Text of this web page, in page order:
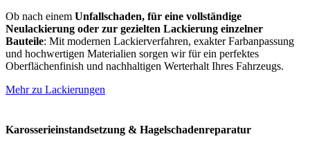
Ob nach einem Unfallschaden, für eine vollständige
Neulackierung oder zur gezielten Lackierung einzelner
Bauteile: Mit modernen Lackierverfahren, exakter Farbanpassung
und hochwertigen Materialien sorgen wir für ein perfektes
Oberflächenfinish und nachhaltigen Werterhalt Ihres Fahrzeugs.
Mehr zu Lackierungen
Karosserieinstandsetzung & Hagelschadenreparatur